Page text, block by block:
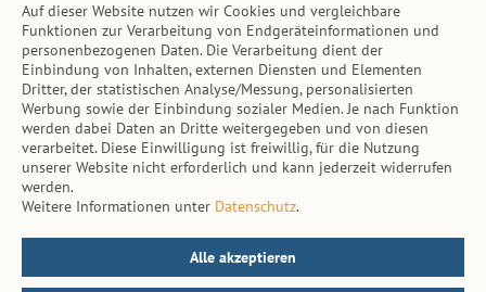
Inhalt
Tierarzt-Suche
Hinweise
AGB
Impressum
Datenschutz
Kontakt
Auf dieser Website nutzen wir Cookies und vergleichbare
Funktionen zur Verarbeitung von Endgeräteinformationen und
personenbezogenen Daten. Die Verarbeitung dient der
Einbindung von Inhalten, externen Diensten und Elementen
Dritter, der statistischen Analyse/Messung, personalisierten
Werbung sowie der Einbindung sozialer Medien. Je nach Funktion
werden dabei Daten an Dritte weitergegeben und von diesen
verarbeitet. Diese Einwilligung ist freiwillig, für die Nutzung
unserer Website nicht erforderlich und kann jederzeit widerrufen
werden.
Weitere Informationen unter Datenschutz.
Alle akzeptieren